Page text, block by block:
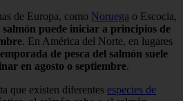
de Europa, como Noruega o Escocia,
salmón puede iniciar a principios de
. En América del Norte, en lugares
de pesca del salmón suele
en agosto o septiembre.
que existen diferentes especies de